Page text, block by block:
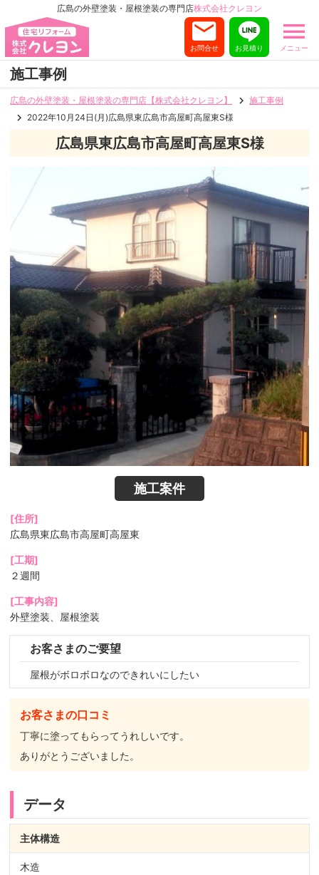
広島の外壁塗装・屋根塗装の専門店株式会社クレヨン
メニュー
お見積り
お問合せ
施工事例
広島の外壁塗装・屋根塗装の専門店【株式会社クレヨン】
施工事例
2022年10月24日(月)広島県東広島市高屋町高屋東S様
広島県東広島市高屋町高屋東S様
施工案件
[住所]
広島県東広島市高屋町高屋東
[工期]
２週間
[工事内容]
外壁塗装、屋根塗装
お客さまのご要望
屋根がボロボロなのできれいにしたい
お客さまの口コミ
丁寧に塗ってもらってうれしいです。
ありがとうございました。
データ
主体構造
木造